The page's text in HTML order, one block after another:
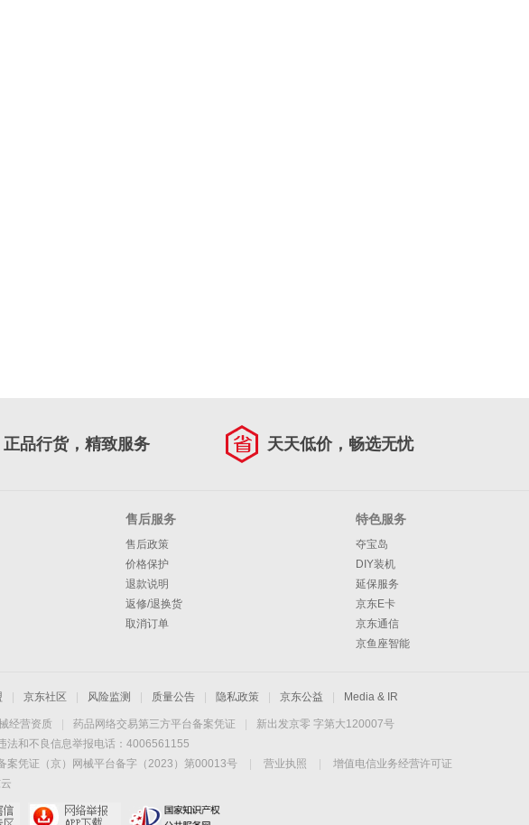
正品行货，精致服务 天天低价，畅选无忧
售后服务
售后政策
价格保护
退款说明
返修/退换货
取消订单
特色服务
夺宝岛
DIY装机
延保服务
京东E卡
京东通信
京鱼座智能
京东社区 风险监测 质量公告 隐私政策 京东公益 Media & IR
经营资质 药品网络交易第三方平台备案凭证
新出发京零 字第大120007号
法和不良信息举报电话：4006561155
案凭证（京）网械平台备字（2023）第00013号 营业执照
增值电信业务经营许可证